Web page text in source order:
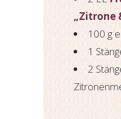
„Zitrone
100 g
1
2